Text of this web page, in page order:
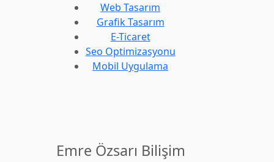
Web Tasarım
Grafik Tasarım
E-Ticaret
Seo Optimizasyonu
Mobil Uygulama
Emre Özsarı Bilişim